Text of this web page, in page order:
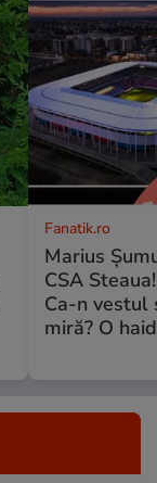
Fanatik.ro
Marius
CSA
Ca-n vestul
miră? O